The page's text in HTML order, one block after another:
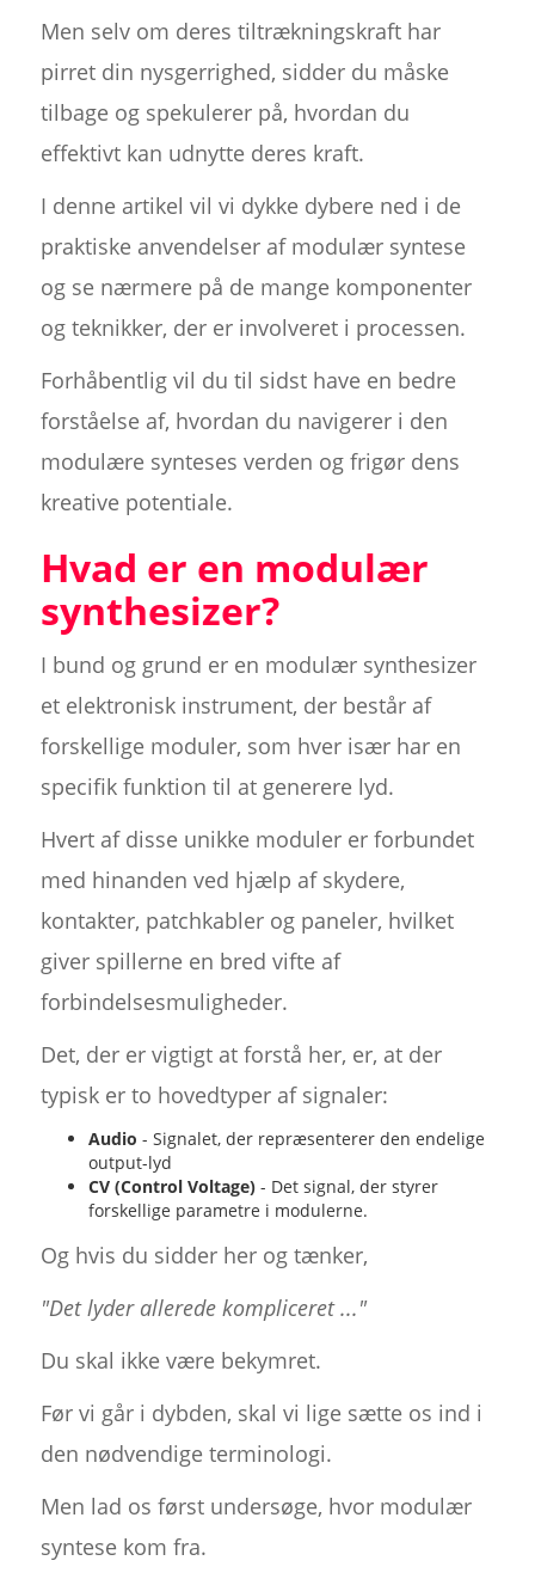
Men selv om deres tiltrækningskraft har
pirret din nysgerrighed, sidder du måske
tilbage og spekulerer på, hvordan du
effektivt kan udnytte deres kraft.
I denne artikel vil vi dykke dybere ned i de
praktiske anvendelser af modulær syntese
og se nærmere på de mange komponenter
og teknikker, der er involveret i processen.
Forhåbentlig vil du til sidst have en bedre
forståelse af, hvordan du navigerer i den
modulære synteses verden og frigør dens
kreative potentiale.
Hvad er en modulær
synthesizer?
I bund og grund er en modulær synthesizer
et elektronisk instrument, der består af
forskellige moduler, som hver især har en
specifik funktion til at generere lyd.
Hvert af disse unikke moduler er forbundet
med hinanden ved hjælp af skydere,
kontakter, patchkabler og paneler, hvilket
giver spillerne en bred vifte af
forbindelsesmuligheder.
Det, der er vigtigt at forstå her, er, at der
typisk er to hovedtyper af signaler:
Audio - Signalet, der repræsenterer den endelige
output-lyd
CV (Control Voltage)- Det signal, der styrer
forskellige parametre i modulerne.
Og hvis du sidder her og tænker,
"Det lyder allerede kompliceret ..."
Du skal ikke være bekymret.
Før vi går i dybden, skal vi lige sætte os ind i
den nødvendige terminologi.
Men lad os først undersøge, hvor modulær
syntese kom fra.